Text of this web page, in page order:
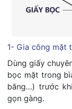
1- Gia công mặt
Dùng giấy
bọc mặt trong
băng…) trước
gọn gàng.